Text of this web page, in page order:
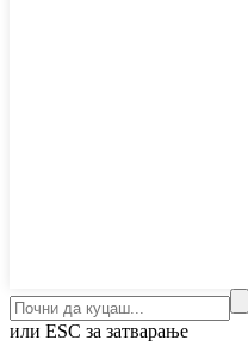
или ESC за затварање